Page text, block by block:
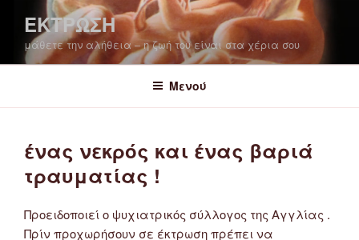
Μετάβαση
περιεχόμενο
ΕΚΤΡΩΣΗ
μάθετε την αλήθεια – η ζωή του είναι στα χέρια σου
Μενού
ένας νεκρός και ένας βαριά
τραυματίας !
Προειδοποιεί ο ψυχιατρικός σύλλογος της Αγγλίας .
Πρίν προχωρήσουν σε έκτρωση πρέπει να